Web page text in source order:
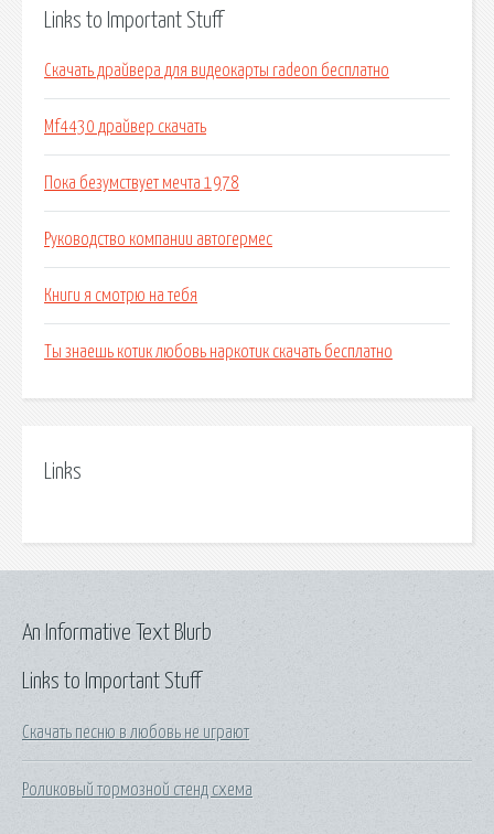
Links to Important Stuff
Скачать драйвера для видеокарты radeon бесплатно
Mf4430 драйвер скачать
Пока безумствует мечта 1978
Руководство компании автогермес
Книги я смотрю на тебя
Ты знаешь котик любовь наркотик скачать бесплатно
Links
Links to Important Stuff
Скачать песню в любовь не играют
Роликовый тормозной стенд схема
An Informative Text Blurb